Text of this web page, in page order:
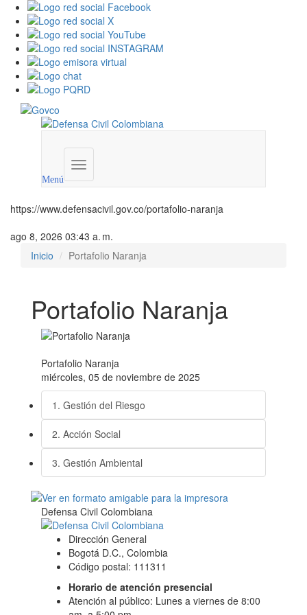
Menú
Menú
institucional
https://www.defensacivil.gov.co/portafolio-naranja
ago 8, 2026 03:43 a. m.
Inicio
Portafolio Naranja
Portafolio Naranja
Portafolio Naranja
miércoles, 05 de noviembre de 2025
1. Gestión del Riesgo
2. Acción Social
3. Gestión Ambiental
Defensa Civil Colombiana
Dirección General
Bogotá D.C., Colombia
Código postal: 111311
Horario de atención presencial
Atención al público: Lunes a viernes de 8:00